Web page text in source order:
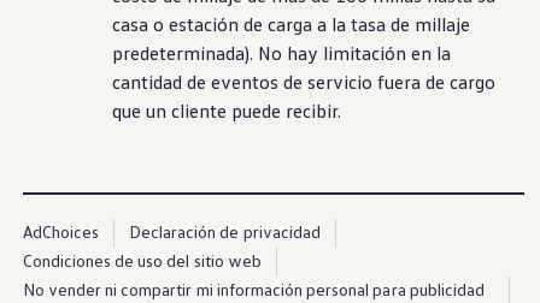
casa o estación de carga a la tasa de millaje
predeterminada). No hay limitación en la
cantidad de eventos de servicio fuera de cargo
que un cliente puede recibir.
AdChoices
Declaración de privacidad
Condiciones de uso del sitio web
No vender ni compartir mi información personal para publicidad